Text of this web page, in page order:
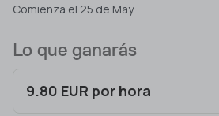
Comienza el 25 de May.
Lo que ganarás
9.80 EUR por hora